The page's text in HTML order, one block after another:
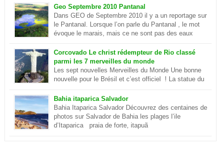
Atlantique. Elle se situe sur la rivière Parà qui fait partie de
l’Amazone et elle est séparé du delta du plus […]
Geo Septembre 2010 Pantanal
Dans GEO de Septembre 2010 il y a un reportage sur
le Pantanal. Lorsque l’on parle du Pantanal , le mot
évoque le marais, mais ce ne sont pas des eaux
dans le Pantanal Le Pantanal est un paradis sur terre, c’est aussi
le plus grand delta […]
Corcovado Le christ rédempteur de Rio classé
parmi les 7 merveilles du monde
Les sept nouvelles Merveilles du Monde Une bonne
nouvelle pour le Brésil et c’est officiel ! La statue du
merveilles du monde . Ce sont environ cent millions d’internautes
qui les ont choisies lors d’un concours. En savoir plus sur le
Corcovado
Bahia itaparica Salvador
Bahia Itaparica Salvador Découvrez des centaines de
photos sur Salvador de Bahia les plages l’ile
d’Itaparica praia de forte, itapuã